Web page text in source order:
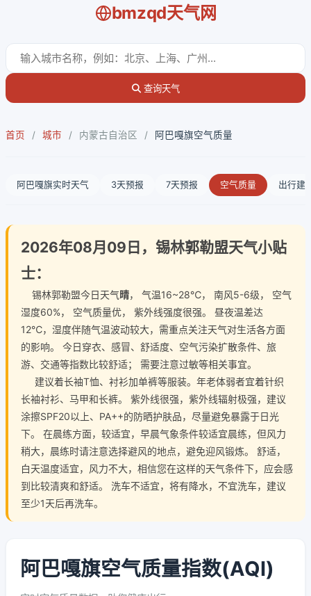
bmzqd天气网
查询天气
首页 / 城市 / 内蒙古自治区 / 阿巴嘎旗空气质量
阿巴嘎旗实时天气 3天预报 7天预报 空气质量 出行建
2026年08月09日，锡林郭勒盟天气小贴
士：
锡林郭勒盟今日天气晴， 气温16~28℃， 南风5-6级， 空气
湿度60%， 空气质量优， 紫外线强度很强。 昼夜温差达
12℃，湿度伴随气温波动较大，需重点关注天气对生活各方面
的影响。 今日穿衣、感冒、舒适度、空气污染扩散条件、旅
游、交通等指数比较舒适； 需要注意过敏等相关事宜。
建议着长袖T恤、衬衫加单裤等服装。年老体弱者宜着针织
长袖衬衫、马甲和长裤。 紫外线很强，紫外线辐射极强，建议
涂擦SPF20以上、PA++的防晒护肤品，尽量避免暴露于日光
下。 在晨练方面，较适宜，早晨气象条件较适宜晨练，但风力
稍大，晨练时请注意选择避风的地点，避免迎风锻炼。 舒适，
白天温度适宜，风力不大，相信您在这样的天气条件下，应会感
到比较清爽和舒适。 洗车不适宜，将有降水，不宜洗车，建议
至少1天后再洗车。
阿巴嘎旗空气质量指数(AQI)